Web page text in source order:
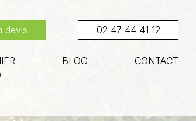
devis 02 47 44 41 12
BLOG CONTACT